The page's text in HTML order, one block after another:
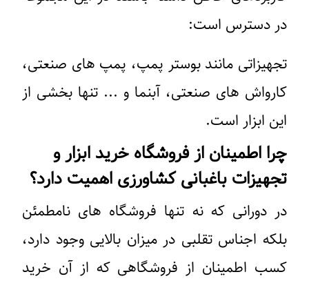
در دسترس است:
تجهیزاتی مانند بوستر پمپ، پمپ های صنعتی،
کارواش های صنعتی، آبنما و ... تنها بخشی از
این ابزار است.
چرا اطمینان از فروشگاه خرید ابزار و
تجهیزات باغبانی کشاورزی اهمیت دارد؟
در دورانی که نه تنها فروشگاه های نامطمئن
بلکه اجناس تقلبی در میزان بالایی وجود دارد،
کسب اطمینان از فروشگاهی که از آن خرید